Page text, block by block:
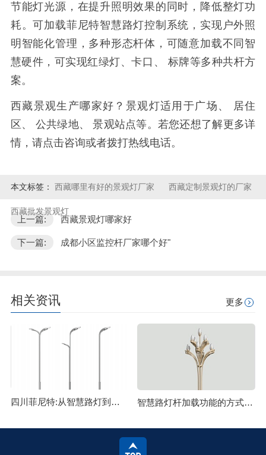
节能灯光源，在提升照明效果的同时，降低整灯功
耗。可加载菲尼特智慧路灯控制系统，实现户外照
明智能化管理，多种形态杆体，可随意加载不同智
慧硬件，可实现红绿灯、卡口、 标牌等多种共杆方
案。
西藏景观生产哪家好？景观灯适用于广场、 居住
区、 公共绿地、 景观站点等。若您还想了解更多详
情，请点击咨询或者拨打热线电话。
本文标签： 西藏哪里有好的景观灯厂家 西藏定制景观灯的厂家
西藏批发景观灯
上一篇: 西藏景观灯哪家好
下一篇: 成都小区监控杆厂家哪个好"
相关资讯 更多
四川菲尼特:从智慧路灯到数字孪生再到元宇宙 智慧路灯杆加载功能的方式主要有哪些